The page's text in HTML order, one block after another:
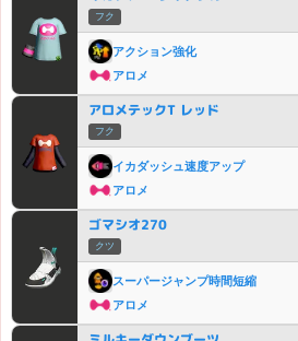
フク
アクション強化
アロメ
アロメテックT レッド
フク
イカダッシュ速度アップ
アロメ
ゴマシオ270
クツ
スーパージャンプ時間短縮
アロメ